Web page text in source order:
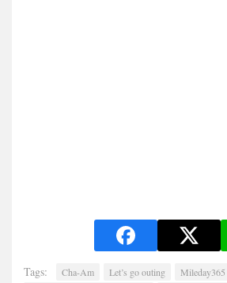
Tags: Cha-Am Let’s go outing Mileday365